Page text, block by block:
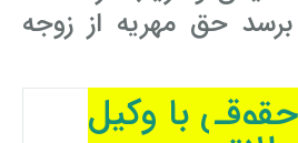
حق مهریه از زوجه
با وکیل